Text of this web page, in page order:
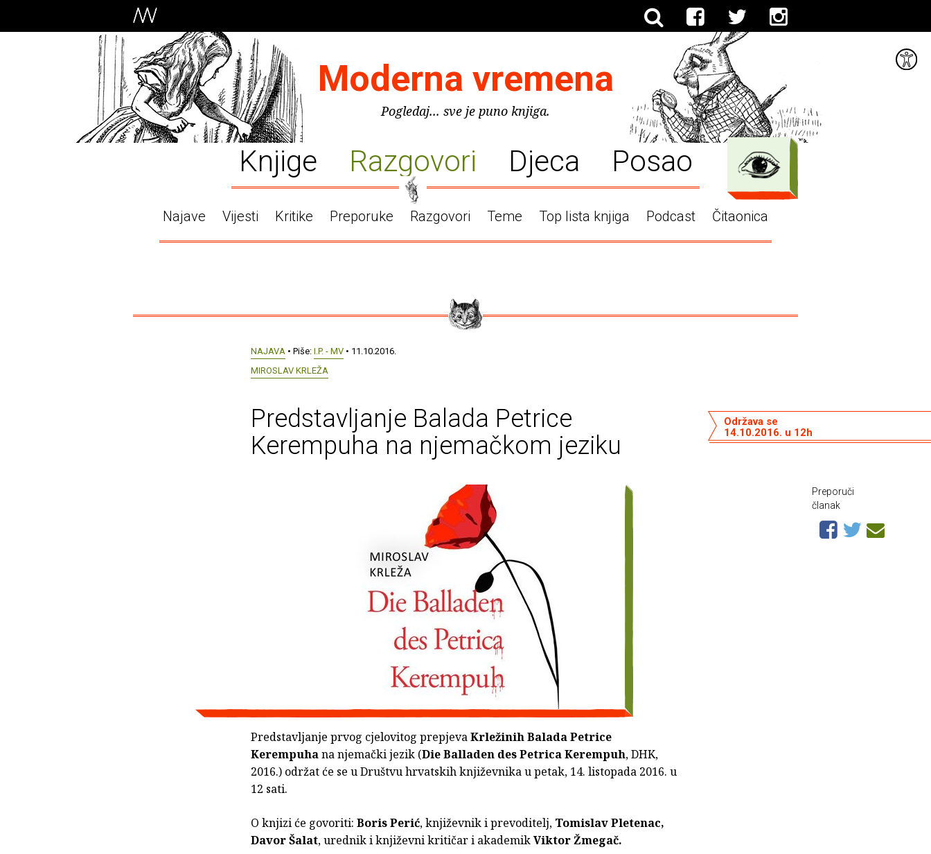
Moderna vremena
Pogledaj... sve je puno knjiga.
Knjige Razgovori Djeca Posao
Najave Vijesti Kritike Preporuke Razgovori Teme Top lista knjiga Podcast Čitaonica
NAJAVA • Piše: I.P. - MV • 11.10.2016.
MIROSLAV KRLEŽA
Predstavljanje Balada Petrice
Kerempuha na njemačkom jeziku
Održava se
14.10.2016. u 12h
Predstavljanje prvog cjelovitog prepjevaKrležinih Balada Petrice
Kerempuhana njemački jezik (Die Balladen des Petrica Kerempuh, DHK,
2016.) održat će se u Društvu hrvatskih književnika u petak, 14. listopada 2016. u
12 sati.
O knjizi će govoriti: Boris Perić, književnik i prevoditelj, Tomislav Pletenac,
Davor Šalat, urednik i književni kritičar i akademikViktor Žmegač.
Preporuči
članak